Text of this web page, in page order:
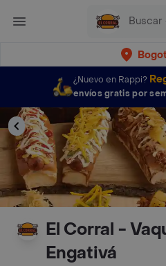
¿Nuevo en Rappi?
envíos gratis por
El Corral -
Engativá